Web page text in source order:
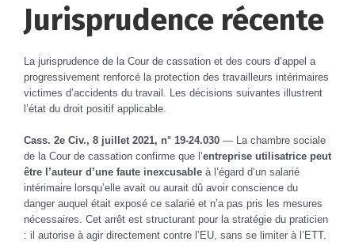
Jurisprudence récente
La jurisprudence de la Cour de cassation et des cours d’appel a
progressivement renforcé la protection des travailleurs intérimaires
victimes d’accidents du travail. Les décisions suivantes illustrent
l’état du droit positif applicable.
Cass. 2e Civ., 8 juillet 2021, n° 19-24.030 — La chambre sociale
de la Cour de cassation confirme que l’entreprise utilisatrice peut
être l’auteur d’une faute inexcusable à l’égard d’un salarié
intérimaire lorsqu’elle avait ou aurait dû avoir conscience du
danger auquel était exposé ce salarié et n’a pas pris les mesures
nécessaires. Cet arrêt est structurant pour la stratégie du praticien
: il autorise à agir directement contre l’EU, sans se limiter à l’ETT.